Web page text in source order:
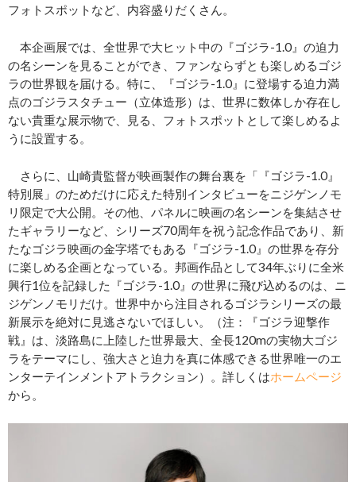
フォトスポットなど、内容盛りだくさん。
本企画展では、全世界で大ヒット中の『ゴジラ-1.0』の迫力
の名シーンを見ることができ、ファンならずとも楽しめるゴジ
ラの世界観を届ける。特に、『ゴジラ-1.0』に登場する迫力満
点のゴジラスタチュー（立体造形）は、世界に数体しか存在し
ない貴重な展示物で、見る、フォトスポットとして楽しめるよ
うに設置する。
さらに、山崎貴監督が映画製作の舞台裏を「『ゴジラ‐1.0』
特別展」のためだけに応えた特別インタビューをニジゲンノモ
リ限定で大公開。その他、パネルに映画の名シーンを集結させ
たギャラリーなど、シリーズ70周年を祝う記念作品であり、新
たなゴジラ映画の金字塔でもある『ゴジラ-1.0』の世界を存分
に楽しめる企画となっている。邦画作品として34年ぶりに全米
興行1位を記録した『ゴジラ-1.0』の世界に飛び込めるのは、ニ
ジゲンノモリだけ。世界中から注目されるゴジラシリーズの最
新展示を絶対に見逃さないでほしい。（注：『ゴジラ迎撃作
戦』は、淡路島に上陸した世界最大、全長120mの実物大ゴジ
ラをテーマにし、強大さと迫力を真に体感できる世界唯一のエ
ンターテインメントアトラクション）。詳しくはホームページ
から。